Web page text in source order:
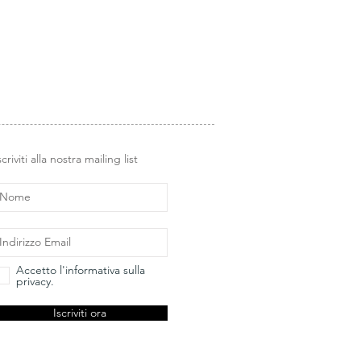
alla nostra mailing list
Accetto l'informativa sulla
privacy.
Iscriviti ora